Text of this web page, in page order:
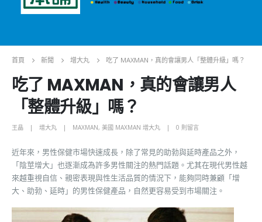
首頁 新聞 增大丸 吃了 MAXMAN，真的會讓男人「整體升級」嗎？
吃了 MAXMAN，真的會讓男人
「整體升級」嗎？
王晶 增大丸 MAXMAN, 美國 MAXMAN 增大丸 0 則留言
近年來，男性保健市場快速成長，除了常見的助勃與延時產品之外，
「陰莖增大」也逐漸成為許多男性關注的熱門話題。尤其在現代男性越
來越重視自信、親密表現與性生活品質的情況下，能夠同時兼顧「增
大、助勃、延時」的男性保健產品，自然更容易受到市場關注。